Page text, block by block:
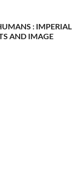
: IMPERIAL
AND IMAGE